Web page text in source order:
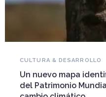
Falleció Ramón
patrimonio
Arquitecto, historiador e